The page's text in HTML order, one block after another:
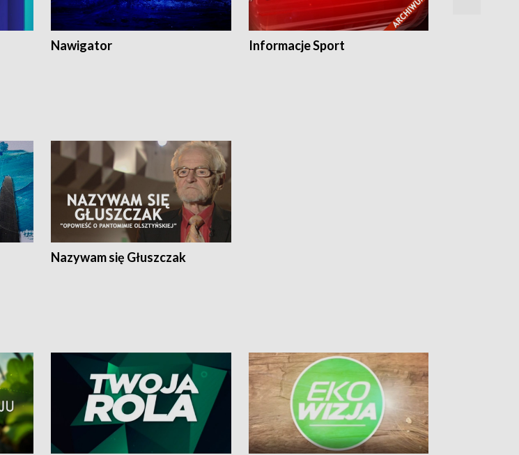
Nawigator Informacje Sport
Nazywam się Głuszczak